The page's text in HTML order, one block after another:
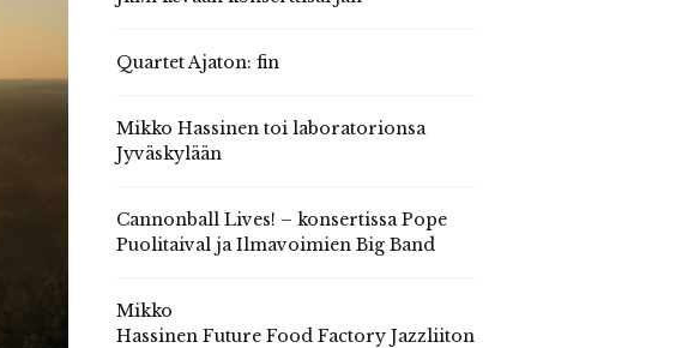
Quartet Ajaton: fin
Mikko Hassinen toi laboratorionsa
Jyväskylään
Cannonball Lives! – konsertissa Pope
Puolitaival ja Ilmavoimien Big Band
Mikko
Hassinen Future Food Factory Jazzliiton